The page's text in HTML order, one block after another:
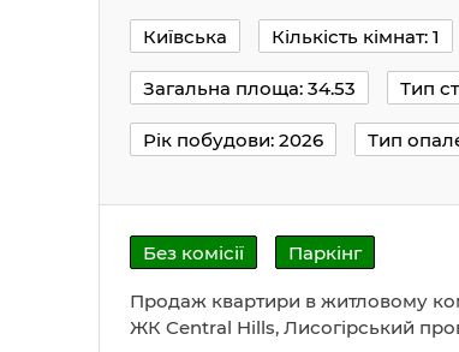
Київська Кількість кімнат: 1
Загальна площа: 34.53 Тип
Рік побудови: 2026 Тип
Без комісії
Паркінг
Продаж квартири в житловому
ЖК Central Hills, Лисогірський